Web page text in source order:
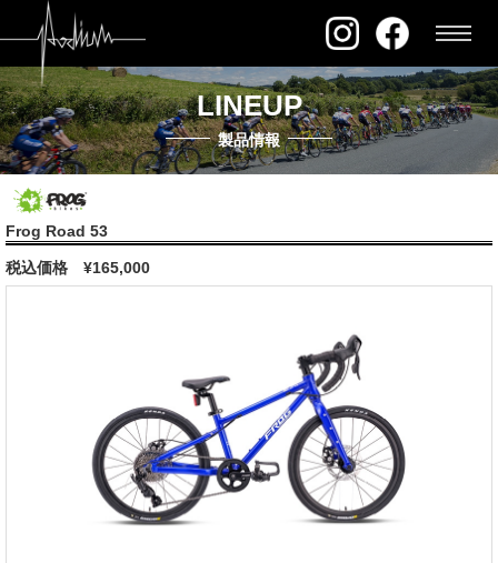
LINEUP
製品情報
Frog Road 53
税込価格 ¥165,000